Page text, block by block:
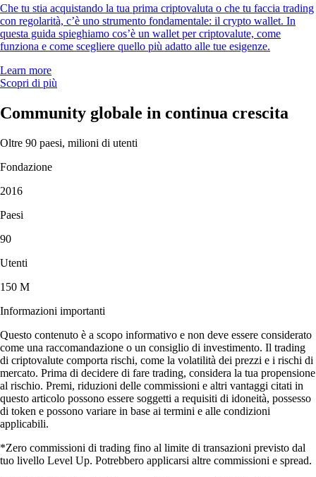
Che tu stia acquistando la tua prima criptovaluta o che tu faccia trading
con regolarità, c’è uno strumento fondamentale: il crypto wallet. In
questa guida spieghiamo cos’è un wallet per criptovalute, come
funziona e come scegliere quello più adatto alle tue esigenze.
Learn more
Scopri di più
Community globale in continua crescita
Oltre 90 paesi, milioni di utenti
Fondazione
2016
Paesi
90
Utenti
150 M
Informazioni importanti
Questo contenuto è a scopo informativo e non deve essere considerato
come una raccomandazione o un consiglio di investimento. Il trading
di criptovalute comporta rischi, come la volatilità dei prezzi e i rischi di
mercato. Prima di decidere di fare trading, considera la tua propensione
al rischio. Premi, riduzioni delle commissioni e altri vantaggi citati in
questo articolo possono essere soggetti a requisiti di idoneità, possesso
di token e possono variare in base ai termini e alle condizioni
applicabili.
*Zero commissioni di trading fino al limite di transazioni previsto dal
tuo livello Level Up. Potrebbero applicarsi altre commissioni e spread.